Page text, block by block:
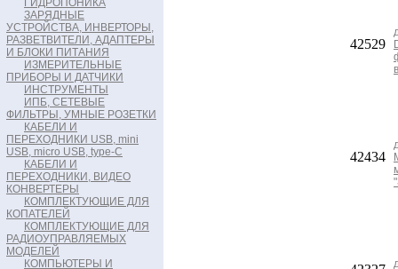
ГИДРОПОНИКА
ЗАРЯДНЫЕ
УСТРОЙСТВА, ИНВЕРТОРЫ,
РАЗВЕТВИТЕЛИ, АДАПТЕРЫ
И БЛОКИ ПИТАНИЯ
ИЗМЕРИТЕЛЬНЫЕ
ПРИБОРЫ И ДАТЧИКИ
ИНСТРУМЕНТЫ
ИПБ, СЕТЕВЫЕ
ФИЛЬТРЫ, УМНЫЕ РОЗЕТКИ
КАБЕЛИ И
ПЕРЕХОДНИКИ USB, mini
USB, micro USB, type-C
КАБЕЛИ И
ПЕРЕХОДНИКИ, ВИДЕО
КОНВЕРТЕРЫ
КОМПЛЕКТУЮЩИЕ ДЛЯ
КОПАТЕЛЕЙ
КОМПЛЕКТУЮЩИЕ ДЛЯ
РАДИОУПРАВЛЯЕМЫХ
МОДЕЛЕЙ
КОМПЬЮТЕРЫ И
42529
42434